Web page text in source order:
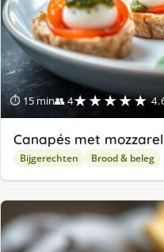
⏱ 15 min👥 4★★★★★
Canapés met
Bijgerechten Brood & beleg